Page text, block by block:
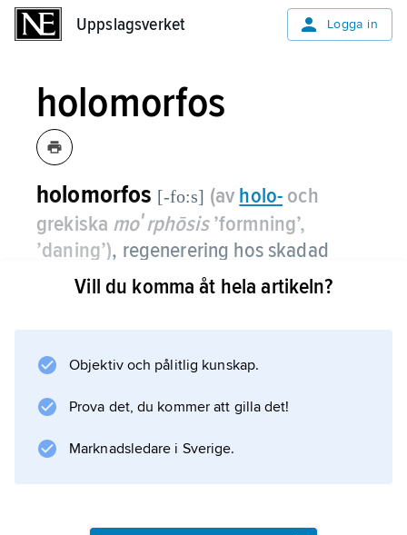
Uppslagsverket Logga in
holomorfos
holomorfos [-fo:s] (av holo- och
grekiska moʹrphōsis’formning’,
’daning’), regenerering hos skadad
organism när den förlorade delen
Information om artikeln
Vill du komma åt hela artikeln?
Objektiv och pålitlig kunskap.
Prova det, du kommer att gilla det!
Marknadsledare i Sverige.